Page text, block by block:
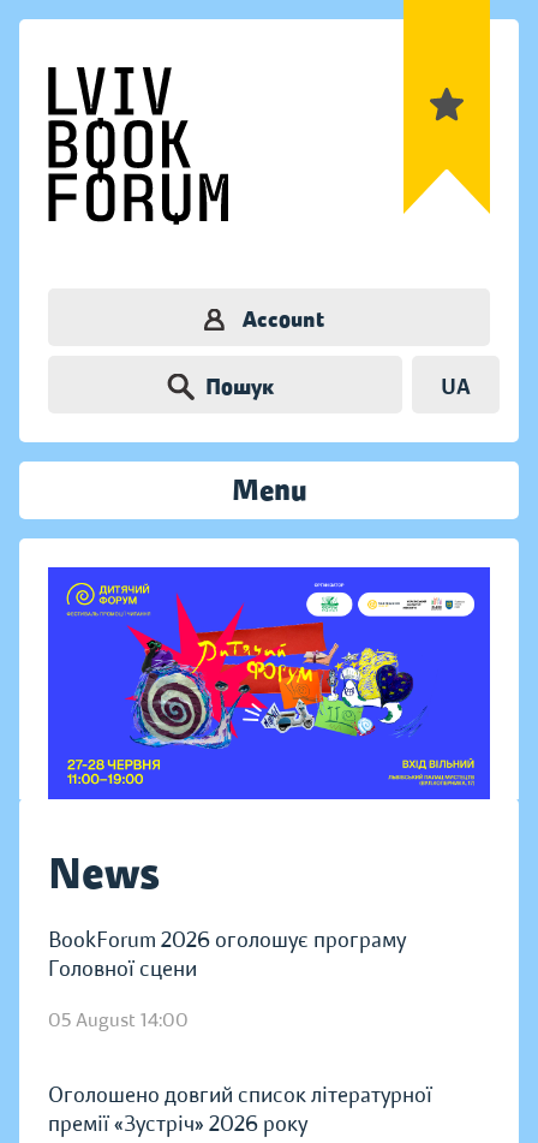
Account
Пошук UA
Menu
News
BookForum 2026 оголошує програму
Головної сцени
05 August 14:00
Оголошено довгий список літературної
премії «Зустріч» 2026 року